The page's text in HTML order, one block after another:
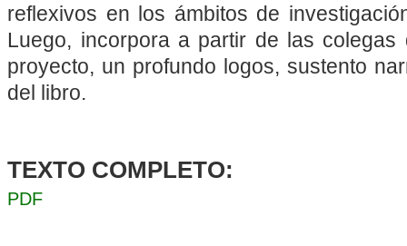
reflexivos en los ámbitos de
Luego, incorpora a partir de las
proyecto, un profundo logos, sustento
del libro.
TEXTO COMPLETO:
PDF